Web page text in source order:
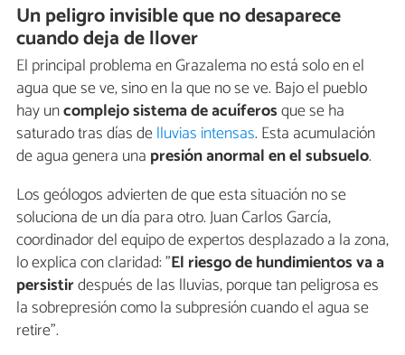
Un peligro invisible que no desaparece
cuando deja de llover
El principal problema en Grazalema no está solo en el
agua que se ve, sino en la que no se ve. Bajo el pueblo
hay uncomplejo sistema de acuíferosque se ha
saturado tras días delluvias intensas. Esta acumulación
de agua genera una presión anormal en el subsuelo.
Los geólogos advierten de que esta situación no se
soluciona de un día para otro. Juan Carlos García,
coordinador del equipo de expertos desplazado a la zona,
lo explica con claridad: "El riesgo de hundimientos va a
persistirdespués de las lluvias, porque tan peligrosa es
la sobrepresión como la subpresión cuando el agua se
retire".